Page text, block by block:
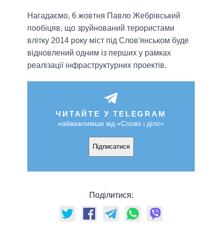
Нагадаємо, 6 жовтня Павло Жебрівський
пообіцяв, що зруйнований терористами
влітку 2014 року міст під Слов'янськом буде
відновлений одним із перших у рамках
реалізації інфраструктурних проектів.
ЧИТАЙТЕ У TELEGRAM
найважливіше від «Слово і діло»
Підписатися
Поділитися: